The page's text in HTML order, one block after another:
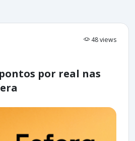
48 views
por real nas